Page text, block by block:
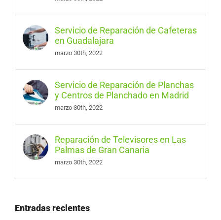
Servicio de Reparación de Cafeteras
en Guadalajara
marzo 30th, 2022
Servicio de Reparación de Planchas
y Centros de Planchado en Madrid
marzo 30th, 2022
Reparación de Televisores en Las
Palmas de Gran Canaria
marzo 30th, 2022
Entradas recientes